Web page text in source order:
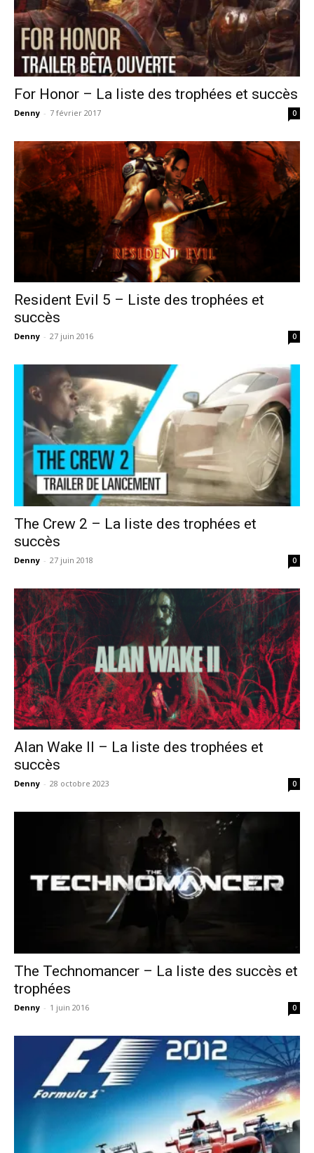
For Honor – La liste des trophées et succès
Denny - 7 février 2017 0
Resident Evil 5 – Liste des trophées et
succès
Denny - 27 juin 2016 0
The Crew 2 – La liste des trophées et
succès
Denny - 27 juin 2018 0
Alan Wake II – La liste des trophées et
succès
Denny - 28 octobre 2023 0
The Technomancer – La liste des succès et
trophées
Denny - 1 juin 2016 0